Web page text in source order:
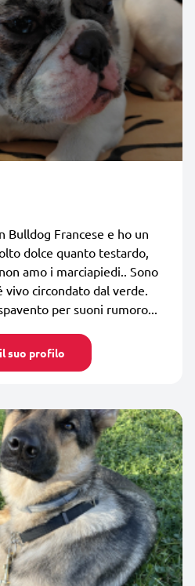
Bulldog Francese e ho un
dolce quanto testardo,
amo i marciapiedi.. Sono
circondato dal verde.
per suoni rumoro...
suo profilo